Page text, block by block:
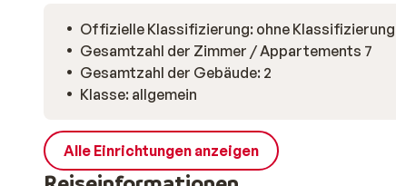
Offizielle Klassifizierung: ohne Klassifizierung
Gesamtzahl der Zimmer / Appartements 7
Gesamtzahl der Gebäude: 2
Klasse: allgemein
Alle Einrichtungen anzeigen